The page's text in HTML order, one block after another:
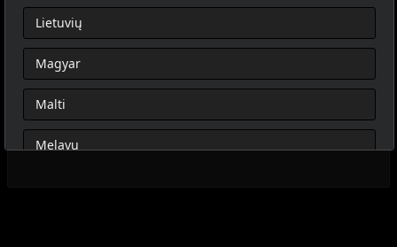
Lietuvių
Magyar
Malti
Melayu